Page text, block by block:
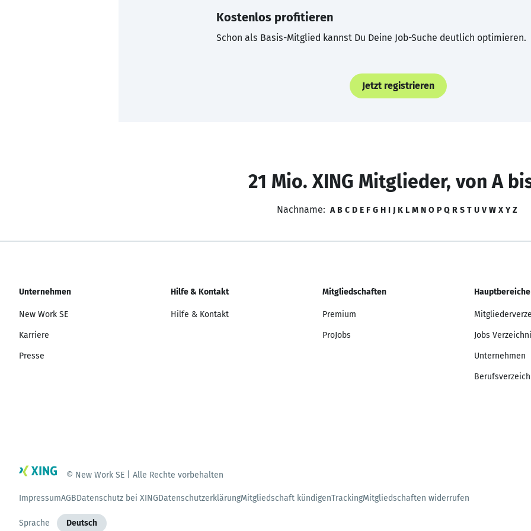
Kostenlos profitieren
Schon als Basis-Mitglied kannst Du Deine Job-Suche deutlich optimieren.
Jetzt registrieren
21 Mio. XING Mitglieder, von A
Nachname: A B C D E F G H I J K L M N O P Q R S T U V W X Y Z
Unternehmen
New Work SE
Karriere
Presse
Hilfe & Kontakt
Hilfe & Kontakt
Mitgliedschaften
Premium
ProJobs
Hauptbereiche
Jobs
Unternehmen
© New Work SE | Alle Rechte vorbehalten
ImpressumAGBDatenschutz bei XINGDatenschutzerklärungMitgliedschaft kündigenTrackingMitgliedschaften widerrufen
Sprache Deutsch